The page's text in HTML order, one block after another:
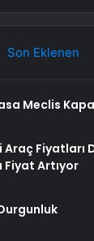
Son Eklenen
Meclis
Araç Fiyatları
Artıyor